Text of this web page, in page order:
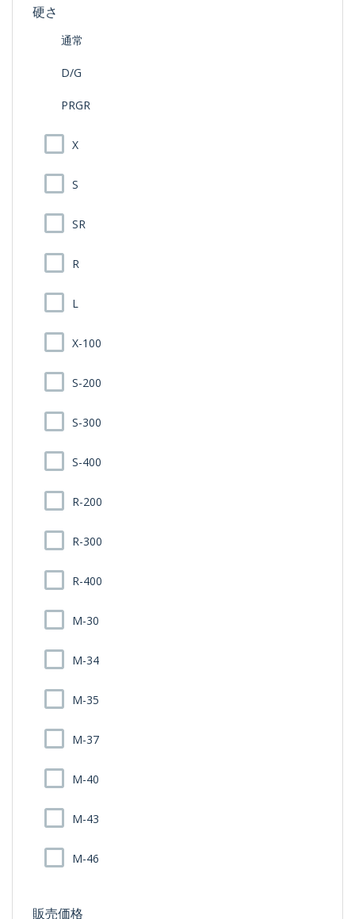
硬さ
通常
D/G
PRGR
X
S
SR
R
L
X-100
S-200
S-300
S-400
R-200
R-300
R-400
M-30
M-34
M-35
M-37
M-40
M-43
M-46
販売価格